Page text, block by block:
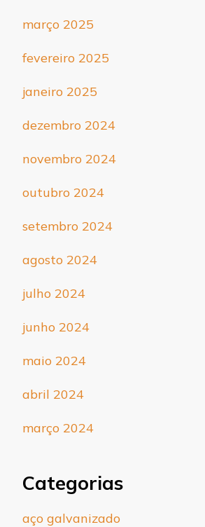
março 2025
fevereiro 2025
janeiro 2025
dezembro 2024
novembro 2024
outubro 2024
setembro 2024
agosto 2024
julho 2024
junho 2024
maio 2024
abril 2024
março 2024
Categorias
aço galvanizado